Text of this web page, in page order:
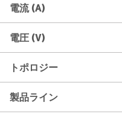
電流 (A)
電圧 (V)
トポロジー
製品ライン